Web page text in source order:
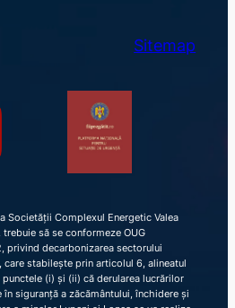
Sitemap
Societății Complexul Energetic Valea
trebuie să se conformeze OUG
privind decarbonizarea sectorului
care stabilește prin articolul 6, alineatul
punctele (i) și (ii) că derularea lucrărilor
în siguranță a zăcământului, închidere și